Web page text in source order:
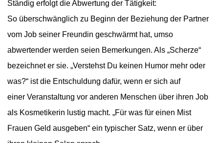
Ständig erfolgt die Abwertung der Tätigkeit:
So überschwänglich zu Beginn der Beziehung der Partner
vom Job seiner Freundin geschwärmt hat, umso
abwertender werden seien Bemerkungen. Als „Scherze“
bezeichnet er sie. „Verstehst Du keinen Humor mehr oder
was?“ ist die Entschuldung dafür, wenn er sich auf
einer Veranstaltung vor anderen Menschen über ihren Job
als Kosmetikerin lustig macht. „Für was für einen Mist
Frauen Geld ausgeben“ ein typischer Satz, wenn er über